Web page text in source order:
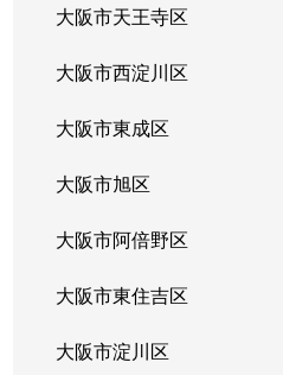
大阪市天王寺区
大阪市西淀川区
大阪市東成区
大阪市旭区
大阪市阿倍野区
大阪市東住吉区
大阪市淀川区